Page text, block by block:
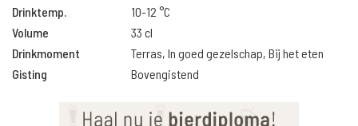
Drinktemp.
10-12 °C
Volume
33 cl
Drinkmoment
Terras, In goed gezelschap, Bij het eten
Gisting
Bovengistend